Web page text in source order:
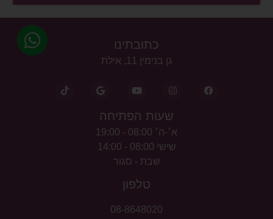
כתובתינו
גן בנימין 11, אילת
שעות הפתיחה
א׳-ה׳ 08:00 - 19:00
שישי 08:00 - 14:00
שבת - סגור
טלפון
08-8648020